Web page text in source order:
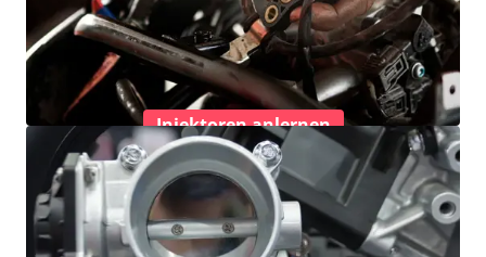
Injektoren anlernen